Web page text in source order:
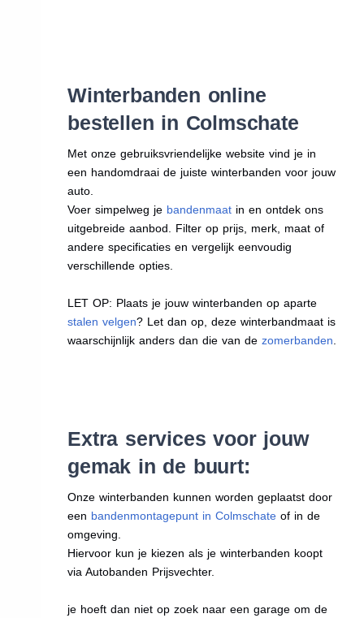
Winterbanden online
bestellen in Colmschate
Met onze gebruiksvriendelijke website vind je in
een handomdraai de juiste winterbanden voor jouw
auto.
Voer simpelweg je bandenmaat in en ontdek ons
uitgebreide aanbod. Filter op prijs, merk, maat of
andere specificaties en vergelijk eenvoudig
verschillende opties.
LET OP: Plaats je jouw winterbanden op aparte
stalen velgen? Let dan op, deze winterbandmaat is
waarschijnlijk anders dan die van dezomerbanden
Extra services voor jouw
gemak in de buurt:
Onze winterbanden kunnen worden geplaatst door
een bandenmontagepunt in Colmschate of in de
omgeving.
Hiervoor kun je kiezen als je winterbanden koopt
via Autobanden Prijsvechter.
je hoeft dan niet op zoek naar een garage om de